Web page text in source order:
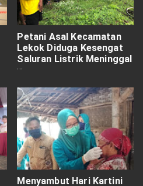
Petani Asal Kecamatan
Lekok Diduga Kesengat
Saluran Listrik Meninggal
Di Tempat.
Menyambut Hari Kartini